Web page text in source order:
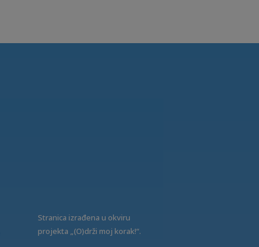
Stranica izrađena u okviru
projekta „(O)drži moj korak!“.